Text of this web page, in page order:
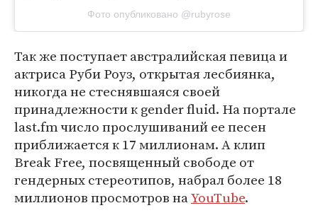
Фото опубликовано @rubyrose
Так же поступает австралийская певица и
актриса Руби Роуз, открытая лесбиянка,
никогда не стеснявшаяся своей
принадлежности к gender fluid. На портале
last.fm число прослушиваний ее песен
приближается к 17 миллионам. А клип
Break Free, посвященный свободе от
гендерных стереотипов, набрал более 18
миллионов просмотров наYouTube.